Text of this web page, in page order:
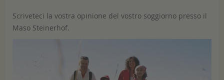
Scriveteci la vostra opinione del vostro soggiorno presso il
Maso Steinerhof.